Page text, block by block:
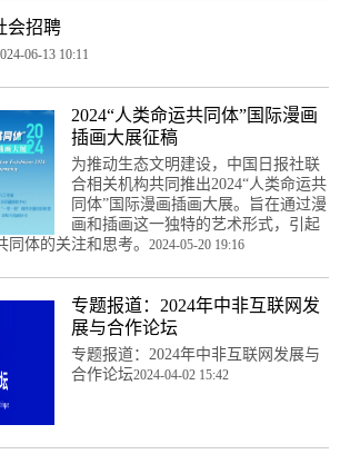
会招聘
06-13 10:11
2024“人类命运共同体”国际漫画
插画大展征稿
为推动生态文明建设，中国日报社联
合相关机构共同推出2024“人类命运共
同体”国际漫画插画大展。旨在通过漫
画和插画这一独特的艺术形式，引起
体的关注和思考。 2024-05-20 19:16
专题报道：2024年中非互联网发
展与合作论坛
专题报道：2024年中非互联网发展与
合作论坛2024-04-02 15:42